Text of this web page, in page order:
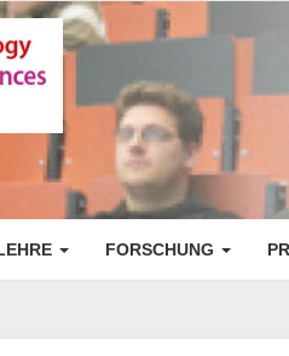
FORSCHUNG